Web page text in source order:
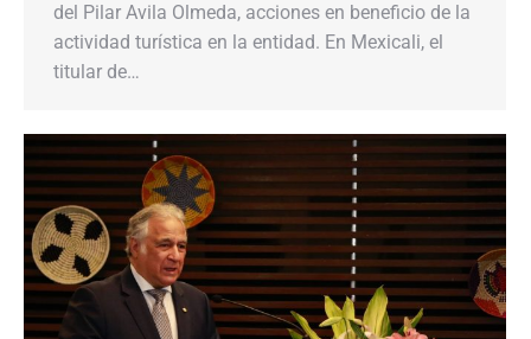
del Pilar Avila Olmeda, acciones en beneficio de la
actividad turística en la entidad. En Mexicali, el
titular de…